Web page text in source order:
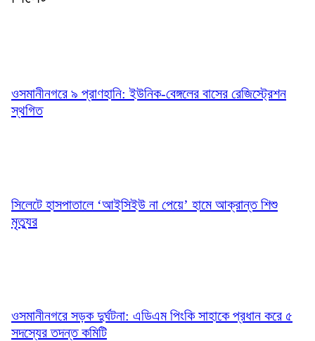
ওসমানীনগরে ৯ প্রাণহানি: ইউনিক-বেঙ্গলের বাসের রেজিস্ট্রেশন
স্থগিত
সিলেটে হাসপাতালে ‘আইসিইউ না পেয়ে’ হামে আক্রান্ত শিশু
মৃত্যুর
ওসমানীনগরে সড়ক দুর্ঘটনা: এডিএম পিংকি সাহাকে প্রধান করে ৫
সদস্যের তদন্ত কমিটি